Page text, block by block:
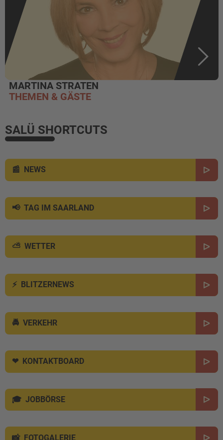
MARTINA STRATEN
THEMEN & GÄSTE
SALÜ SHORTCUTS
NEWS
TAG IM SAARLAND
WETTER
BLITZERNEWS
VERKEHR
KONTAKTBOARD
JOBBÖRSE
FOTOGALERIE